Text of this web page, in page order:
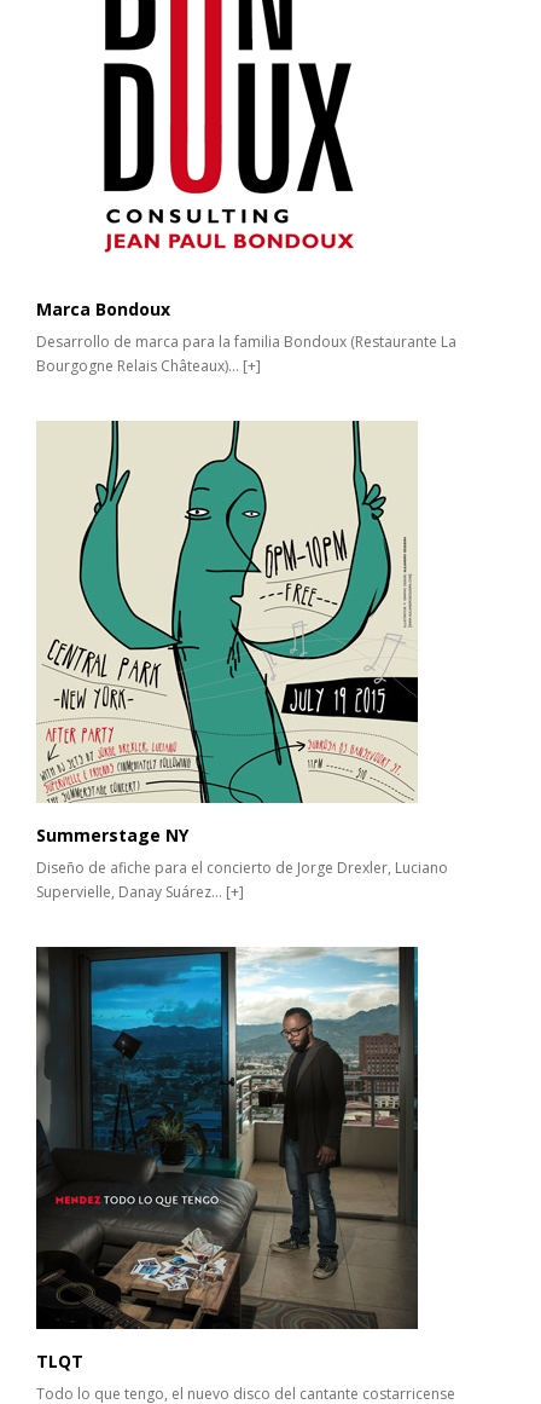
Marca Bondoux
Desarrollo de marca para la familia Bondoux (Restaurante La
Bourgogne Relais Châteaux)... [+]
Summerstage NY
Diseño de afiche para el concierto de Jorge Drexler, Luciano
Supervielle, Danay Suárez... [+]
TLQT
Todo lo que tengo, el nuevo disco del cantante costarricense